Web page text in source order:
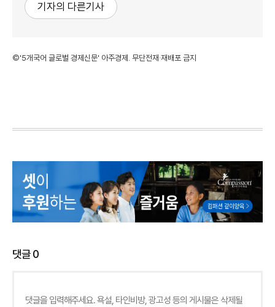
기자의 다른기사
©'5개국어 글로벌 경제신문' 아주경제. 무단전재·재배포 금지
댓글0